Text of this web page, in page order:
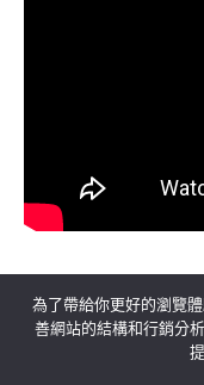
關於我
為了帶給你更好的瀏覽
善網站的結構和行銷分